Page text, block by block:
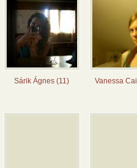
Sárik Ágnes (11) Vanessa